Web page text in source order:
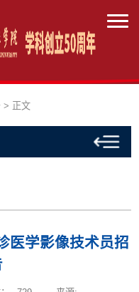
> 正文
医学影像技术员招